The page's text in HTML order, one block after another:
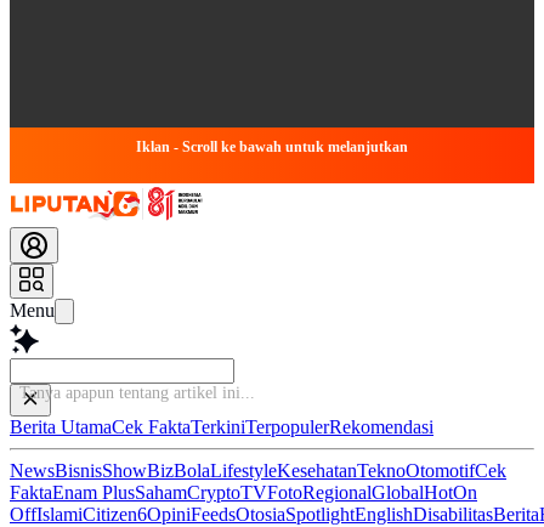
Iklan - Scroll ke bawah untuk melanjutkan
Menu
Tanya apapun
Berita UtamaCek FaktaTerkiniTerpopulerRekomendasi
NewsBisnisShowBizBolaLifestyleKesehatanTeknoOtomotifCek
FaktaEnam PlusSahamCryptoTVFotoRegionalGlobalHotOn
OffIslamiCitizen6OpiniFeedsOtosiaSpotlightEnglishDisabilitasBerita